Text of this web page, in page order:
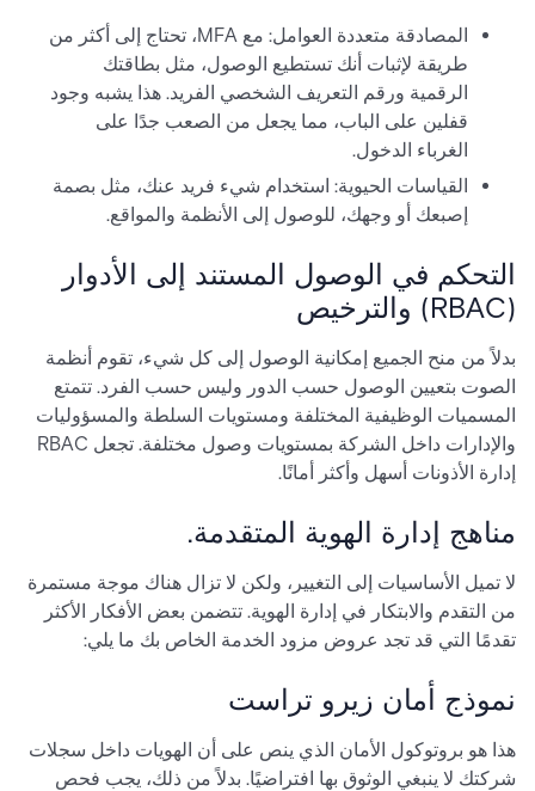
المصادقة متعددة العوامل: مع MFA، تحتاج إلى أكثر من
طريقة لإثبات أنك تستطيع الوصول، مثل بطاقتك
الرقمية ورقم التعريف الشخصي الفريد. هذا يشبه وجود
قفلين على الباب، مما يجعل من الصعب جدًا على
الغرباء الدخول.
القياسات الحيوية: استخدام شيء فريد عنك، مثل بصمة
إصبعك أو وجهك، للوصول إلى الأنظمة والمواقع.
التحكم في الوصول المستند إلى الأدوار
(RBAC) والترخيص
بدلاً من منح الجميع إمكانية الوصول إلى كل شيء، تقوم أنظمة
الصوت بتعيين الوصول حسب الدور وليس حسب الفرد. تتمتع
المسميات الوظيفية المختلفة ومستويات السلطة والمسؤوليات
والإدارات داخل الشركة بمستويات وصول مختلفة. تجعل RBAC
إدارة الأذونات أسهل وأكثر أمانًا.
مناهج إدارة الهوية المتقدمة.
لا تميل الأساسيات إلى التغيير، ولكن لا تزال هناك موجة مستمرة
من التقدم والابتكار في إدارة الهوية. تتضمن بعض الأفكار الأكثر
تقدمًا التي قد تجد عروض مزود الخدمة الخاص بك ما يلي:
نموذج أمان زيرو تراست
هذا هو بروتوكول الأمان الذي ينص على أن الهويات داخل سجلات
شركتك لا ينبغي الوثوق بها افتراضيًا. بدلاً من ذلك، يجب فحص